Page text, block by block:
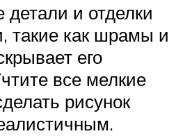
и отделки
такие как шрамы и
его
все мелкие
рисунок